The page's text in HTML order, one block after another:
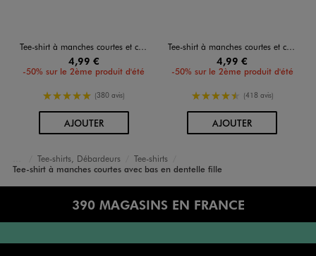
Tee-shirt à manches courtes et col rond fille
4,99 €
-50% sur le 2ème produit d'été
5/5 de moyenne
(380 avis)
AJOUTERAU PANIER
Tee-shirt à manches courtes et col rond fille
4,99 €
-50% sur le 2ème produit d'été
4.5/5 de moyenne
(418 avis)
AJOUTERAU PANIER
Accueil
Fille
Vêtements
Tee-shirts, Débardeurs
Tee-shirts
Tee-shirt à manches courtes avec bas en dentelle fille
390 MAGASINS EN FRANCE